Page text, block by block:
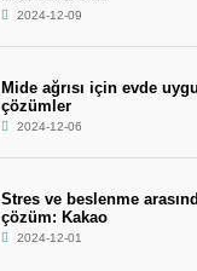
2024-12-09
Mide ağrısı için evde
çözümler
2024-12-06
Stres ve beslenme
çözüm: Kakao
2024-12-01